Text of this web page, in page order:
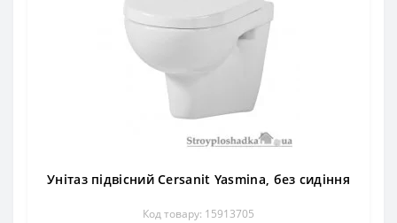
Унітаз підвісний Cersanit Yasmina, без сидіння
Код товару: 15913705